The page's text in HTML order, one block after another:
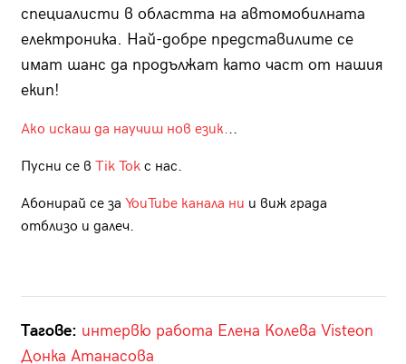
специалисти в областта на автомобилната
електроника. Най-добре представилите се
имат шанс да продължат като част от нашия
екип!
Ако искаш да научиш нов език...
Пусни се в Tik Tokс нас.
Абонирай се за YouTube канала ни и виж града
отблизо и далеч.
Тагове: интервю работа Елена Колева Visteon
Донка Атанасова